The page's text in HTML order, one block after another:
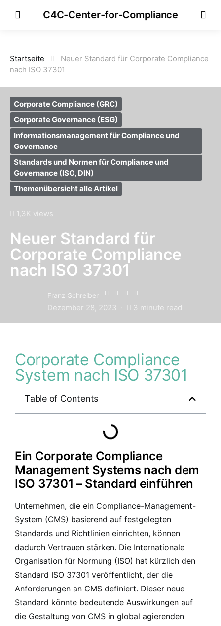
C4C-Center-for-Compliance
Startseite
Neuer Standard für Corporate Compliance
nach ISO 37301
Corporate Compliance (GRC)
Corporate Governance (ESG)
Informationsmanagement für Compliance und
Governance
Standards und Normen für Compliance und
Governance (ISO, DIN)
Themenübersicht alle Artikel
1,3K views
Neuer Standard für
Corporate Compliance
nach ISO 37301
Franz Schreiber
Dezember 28, 2023 3 minute read
Corporate Compliance
System nach ISO 37301
Table of Contents
Ein Corporate Compliance
Management Systems nach dem
ISO 37301 – Standard einführen
Unternehmen, die ein Compliance-Management-
System (CMS) basierend auf festgelegten
Standards und Richtlinien einrichten, können
dadurch Vertrauen stärken. Die Internationale
Organisation für Normung (ISO) hat kürzlich den
Standard ISO 37301 veröffentlicht, der die
Anforderungen an CMS definiert. Dieser neue
Standard könnte bedeutende Auswirkungen auf
die Gestaltung von CMS in global agierenden